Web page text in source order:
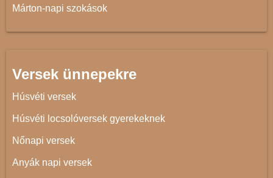
Márton-napi szokások
Versek ünnepekre
Húsvéti versek
Húsvéti locsolóversek gyerekeknek
Nőnapi versek
Anyák napi versek